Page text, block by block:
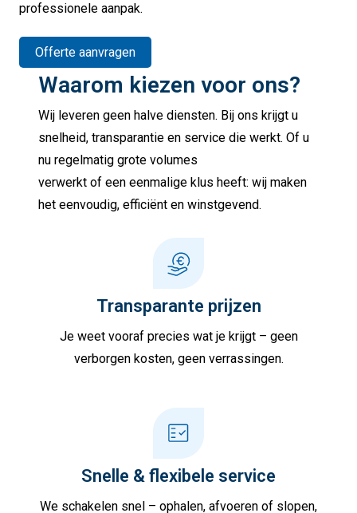
professionele aanpak.
Offerte aanvragen
Waarom kiezen voor ons?
Wij leveren geen halve diensten. Bij ons krijgt u
snelheid, transparantie en service die werkt. Of u
nu regelmatig grote volumes
verwerkt of een eenmalige klus heeft: wij maken
het eenvoudig, efficiënt en winstgevend.
Transparante prijzen
Je weet vooraf precies wat je krijgt – geen
verborgen kosten, geen verrassingen.
Snelle & flexibele service
We schakelen snel – ophalen, afvoeren of slopen,